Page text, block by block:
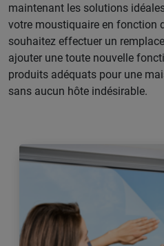
maintenant les solutions
votre moustiquaire en fonction
souhaitez effectuer un
ajouter une toute nouvelle
produits adéquats pour une
sans aucun hôte indésirable.